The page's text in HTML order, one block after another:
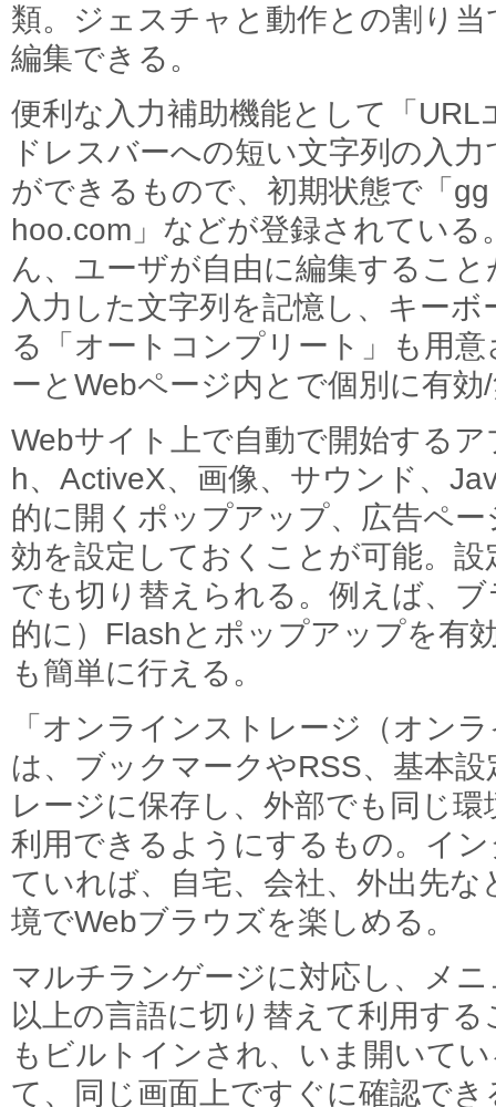
類。ジェスチャと動作との割り
編集できる。
便利な入力補助機能として「
ドレスバーへの短い文字列の入
ができるもので、初期状態で「
hoo.com」などが登録されてい
ん、ユーザが自由に編集するこ
入力した文字列を記憶し、キー
る「オートコンプリート」も用
ーとWebページ内とで個別に有
Webサイト上で自動で開始する
h、ActiveX、画像、サウンド、
的に開くポップアップ、広告ペ
効を設定しておくことが可能。
でも切り替えられる。例えば、
的に）Flashとポップアップを有
も簡単に行える。
「オンラインストレージ（オン
は、ブックマークやRSS、基本
レージに保存し、外部でも同じ
利用できるようにするもの。イ
ていれば、自宅、会社、外出先
境でWebブラウズを楽しめる。
マルチランゲージに対応し、メ
以上の言語に切り替えて利用す
もビルトインされ、いま開いて
て、同じ画面上ですぐに確認でき